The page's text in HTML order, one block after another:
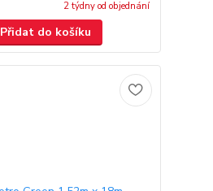
2 týdny od objednání
Přidat do košíku